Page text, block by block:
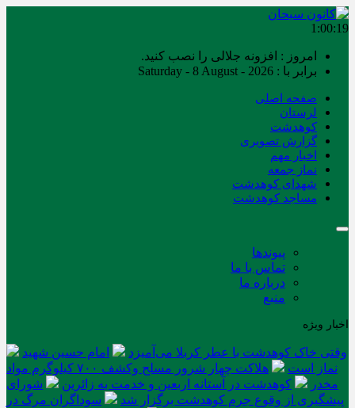
1:00:19
امروز : افزونه جلالی را نصب کنید.
برابر با : Saturday - 8 August - 2026
صفحه اصلی
لرستان
کوهدشت
گزارش تصویری
اخبار مهم
نماز جمعه
شهدای کوهدشت
مساجد کوهدشت
پیوندها
تماس با ما
درباره ما
منبع
اخبار ویژه
وقتی خاک کوهدشت با عطر کربلا می‌آمیزد
امام حسین شهید
نماز است
هلاکت چهار شرور مسلح وکشف ۷۰۰ کیلوگرم مواد
مخدر
کوهدشت در آستانه اربعین و خدمت‌ به زائرین
شورای
پیشگیری از وقوع جرم کوهدشت برگزار شد
سوداگران مرگ در